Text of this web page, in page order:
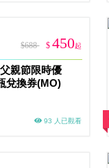
$688 $450起
親節限時優
兌換券(MO)
93 人已觀看